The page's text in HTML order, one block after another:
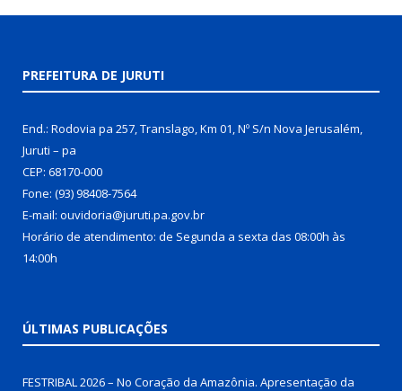
PREFEITURA DE JURUTI
End.: Rodovia pa 257, Translago, Km 01, Nº S/n Nova Jerusalém,
Juruti – pa
CEP: 68170-000
Fone: (93) 98408-7564
E-mail: ouvidoria@juruti.pa.gov.br
Horário de atendimento: de Segunda a sexta das 08:00h às
14:00h
ÚLTIMAS PUBLICAÇÕES
FESTRIBAL 2026 – No Coração da Amazônia. Apresentação da